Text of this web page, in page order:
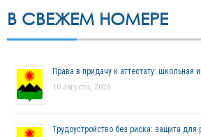
В СВЕЖЕМ НОМЕРЕ
Права в придачу к аттестату: школьная
10 августа, 2026
Трудоустройство без риска: защита